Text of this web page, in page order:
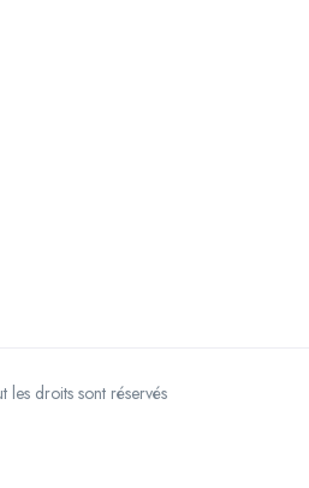
droits sont réservés